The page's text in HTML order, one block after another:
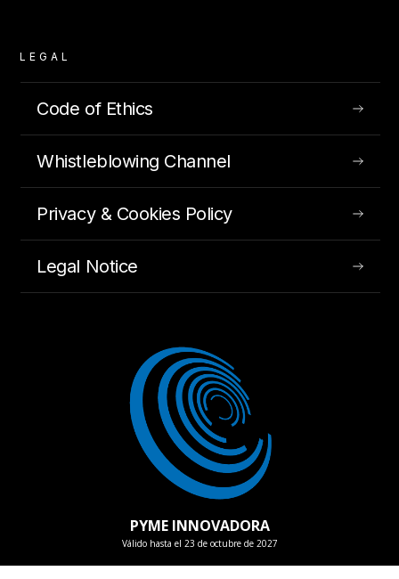
INSIGHTS
LEGAL
Code of Ethics
Whistleblowing Channel
Privacy & Cookies Policy
Legal Notice
PYME INNOVADORA
Válido hasta el 23 de octubre de 2027